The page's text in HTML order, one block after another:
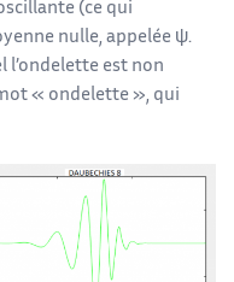
(ce qui
nulle, appelée ψ.
l’ondelette est non
« ondelette », qui